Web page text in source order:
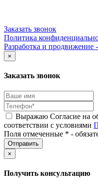
Заказать звонок
Политика
Разработка и
×
Заказать звонок
Выражаю Согласие на
соответствии с условиями
Поля отмеченные * -
×
Получить консультацию